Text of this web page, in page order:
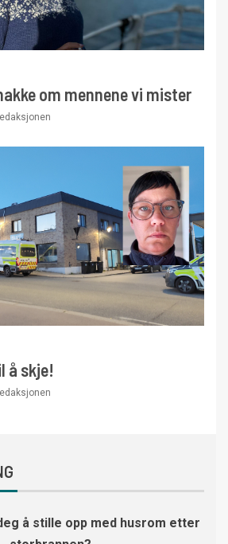
om mennene vi mister
å skje!
å stille opp med husrom etter